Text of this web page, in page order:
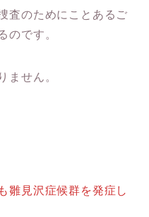
査のためにことあるご
のです。
ません。
雛見沢症候群を発症し